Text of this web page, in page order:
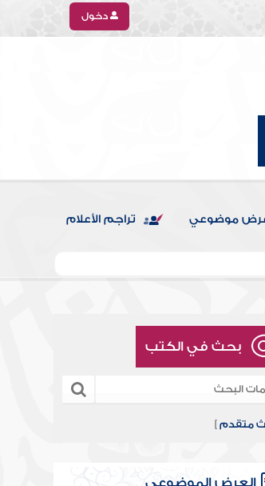
دخول
موضوعي تراجم الأعلام
بحث في الكتب
متقدم ]
العرض الموضوعي